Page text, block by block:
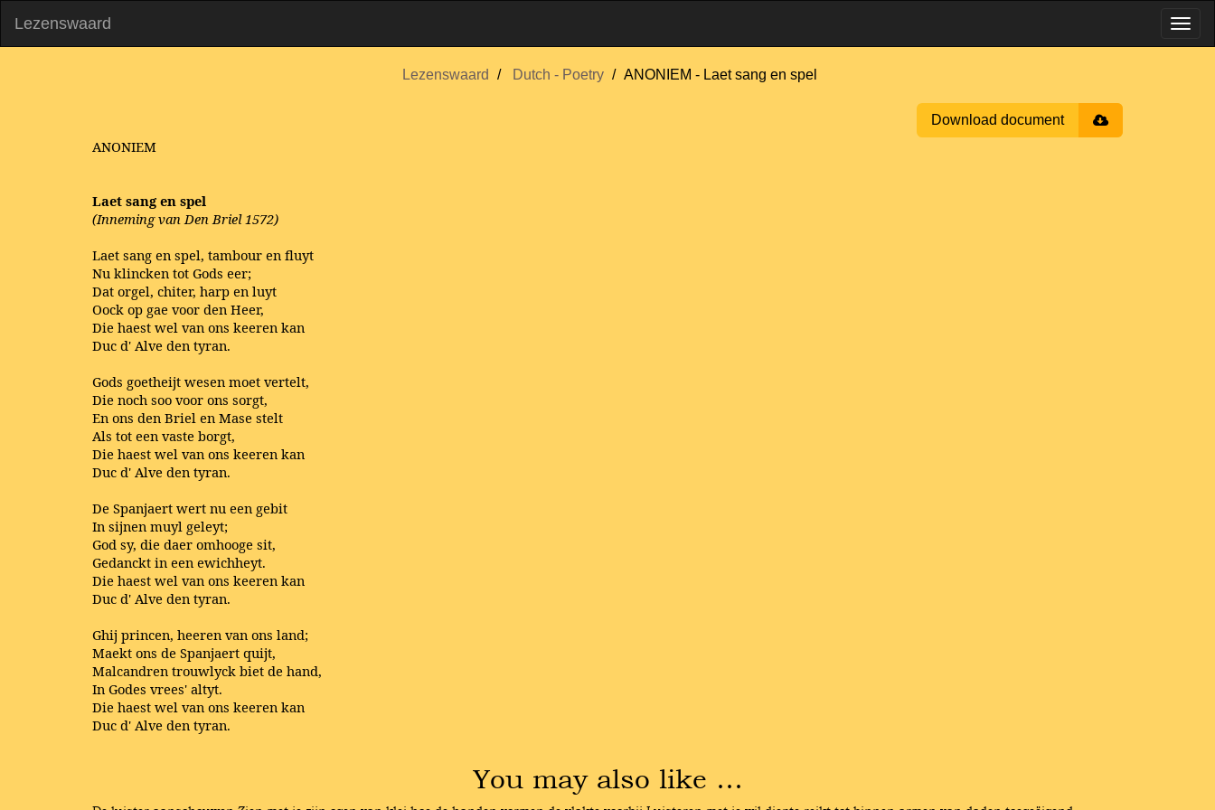
Lezenswaard
Lezenswaard Dutch - Poetry ANONIEM - Laet sang en spel
Download document
ANONIEM
Laet sang en spel
(Inneming van Den Briel 1572)
Laet sang en spel, tambour en fluyt
Nu klincken tot Gods eer;
Dat orgel, chiter, harp en luyt
Oock op gae voor den Heer,
Die haest wel van ons keeren kan
Duc d' Alve den tyran.
Gods goetheijt wesen moet vertelt,
Die noch soo voor ons sorgt,
En ons den Briel en Mase stelt
Als tot een vaste borgt,
Die haest wel van ons keeren kan
Duc d' Alve den tyran.
De Spanjaert wert nu een gebit
In sijnen muyl geleyt;
God sy, die daer omhooge sit,
Gedanckt in een ewichheyt.
Die haest wel van ons keeren kan
Duc d' Alve den tyran.
Ghij princen, heeren van ons land;
Maekt ons de Spanjaert quijt,
Malcandren trouwlyck biet de hand,
In Godes vrees' altyt.
Die haest wel van ons keeren kan
Duc d' Alve den tyran.
You may also like …